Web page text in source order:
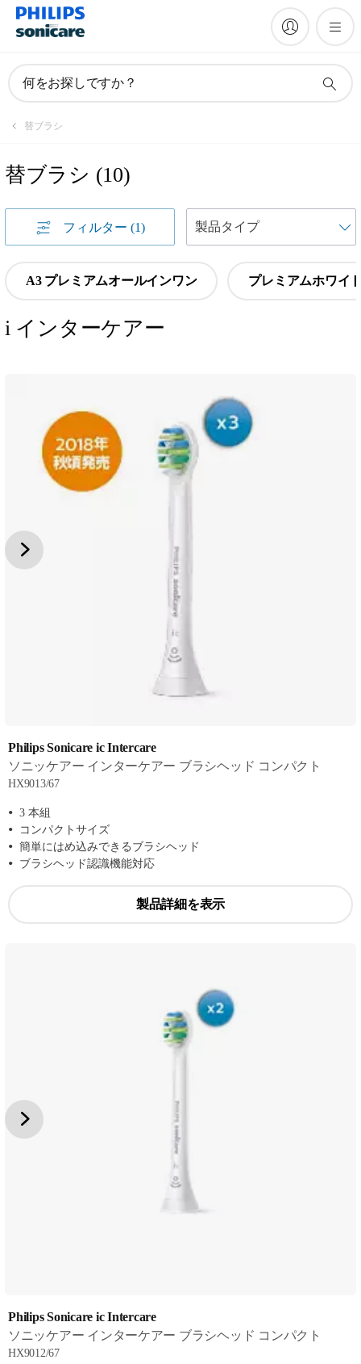
何をお探しですか？
替ブラシ
替ブラシ (10)
フィルター (1)
A3 プレミアムオールインワン プレミアムホワイ
i インターケアー
Philips Sonicare ic Intercare
ソニッケアー インターケアー ブラシヘッド コンパクト
HX9013/67
3 本組
コンパクトサイズ
簡単にはめ込みできるブラシヘッド
ブラシヘッド認識機能対応
製品詳細を表示
Philips Sonicare ic Intercare
ソニッケアー インターケアー ブラシヘッド コンパクト
HX9012/67